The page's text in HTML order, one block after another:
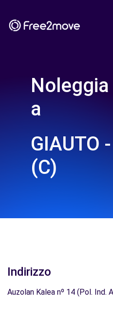
a
GIAUTO
(C)
Indirizzo
Auzolan Kalea nº 14 (Pol. Ind.